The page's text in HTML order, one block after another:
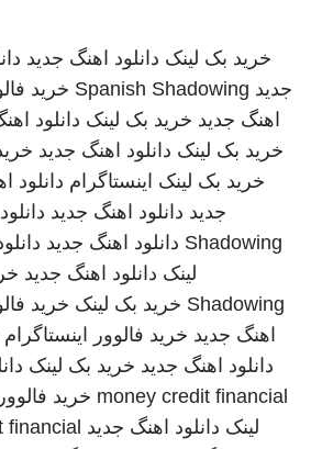
خرید بک لینک دانلود اهنگ جدید
جدید Spanish Shadowing خرید
اهنگ جدید خرید بک لینک دانلود
خرید بک لینک دانلود اهنگ جدید
خرید بک لینک اینستاگرام دانلود
جدید دانلود اهنگ جدید
Shadowing دانلود اهنگ جدید
لینک دانلود اهنگ جدید
Shadowing خرید بک لینک خرید
اهنگ جدید خرید فالوور اینستاگرام
دانلود اهنگ جدید خرید بک لینک
money credit financial خرید
لینک دانلود اهنگ جدید financial